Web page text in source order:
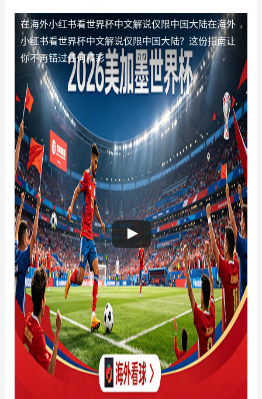
在海外小红书看世界杯中文解说仅限中国大陆在海外
小红书看世界杯中文解说仅限中国大陆？这份指南让
你不再错过任何精彩